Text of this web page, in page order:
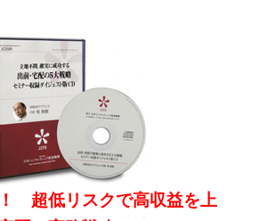
超低リスクで高収益を上